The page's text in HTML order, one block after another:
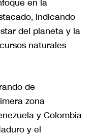
en la
indicando
del planeta y la
naturales
de
zona
y Colombia
y el